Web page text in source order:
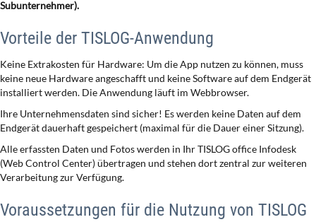
Subunternehmer).
Vorteile der TISLOG-Anwendung
Keine Extrakosten für Hardware: Um die App nutzen zu können, muss
keine neue Hardware angeschafft und keine Software auf dem Endgerät
installiert werden. Die Anwendung läuft im Webbrowser.
Ihre Unternehmensdaten sind sicher! Es werden keine Daten auf dem
Endgerät dauerhaft gespeichert (maximal für die Dauer einer Sitzung).
Alle erfassten Daten und Fotos werden in Ihr TISLOG office Infodesk
(Web Control Center) übertragen und stehen dort zentral zur weiteren
Verarbeitung zur Verfügung.
Voraussetzungen für die Nutzung von TISLOG